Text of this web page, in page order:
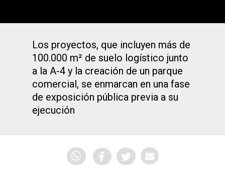
Los proyectos, que incluyen más de
100.000 m² de suelo logístico junto
a la A-4 y la creación de un parque
comercial, se enmarcan en una fase
de exposición pública previa a su
ejecución